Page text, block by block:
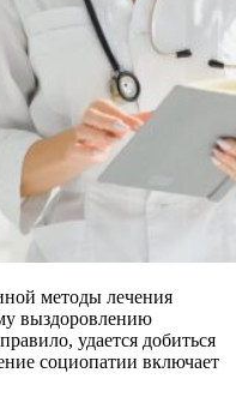
методы лечения
выздоровлению
удается добиться
социопатии включает